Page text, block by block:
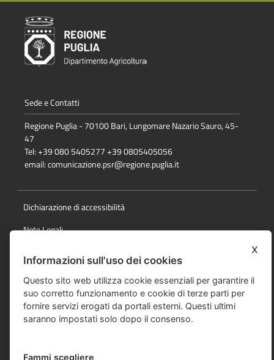
Sede e Contatti
Regione Puglia - 70100 Bari, Lungomare Nazario Sauro, 45-
47
Tel: +39 080 5405277 +39 0805405056
email:comunicazione.psr@regione.puglia.it
Dichiarazione di accessibilità
Note Legali
Responsabile della pubblicazione
Mappa del sito
x
Informazioni sull'uso dei cookies
Questo sito web utilizza cookie essenziali per garantire il
suo corretto funzionamento e cookie di terze parti per
fornire servizi erogati da portali esterni. Questi ultimi
saranno impostati solo dopo il consenso.
Fammi scegliere